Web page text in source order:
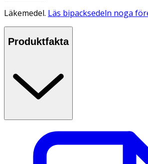
Läkemedel. Läs bipacksedeln noga
Produktfakta